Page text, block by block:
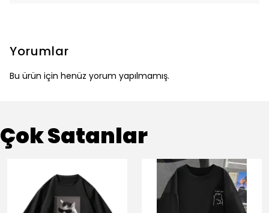
Yorumlar
Bu ürün için henüz yorum yapılmamış.
Çok Satanlar